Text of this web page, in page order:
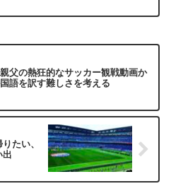
父の熱狂的なサッカー観戦動画か
語を訳す難しさを考える
たい、
出